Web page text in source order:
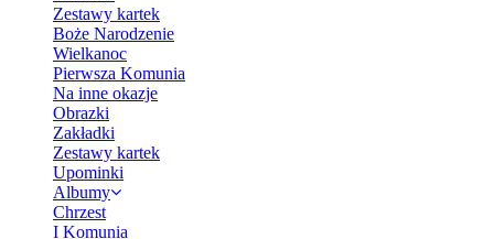
Zestawy kartek
Boże Narodzenie
Wielkanoc
Pierwsza Komunia
Na inne okazje
Obrazki
Zakładki
Zestawy kartek
Upominki
Albumy
Chrzest
I Komunia